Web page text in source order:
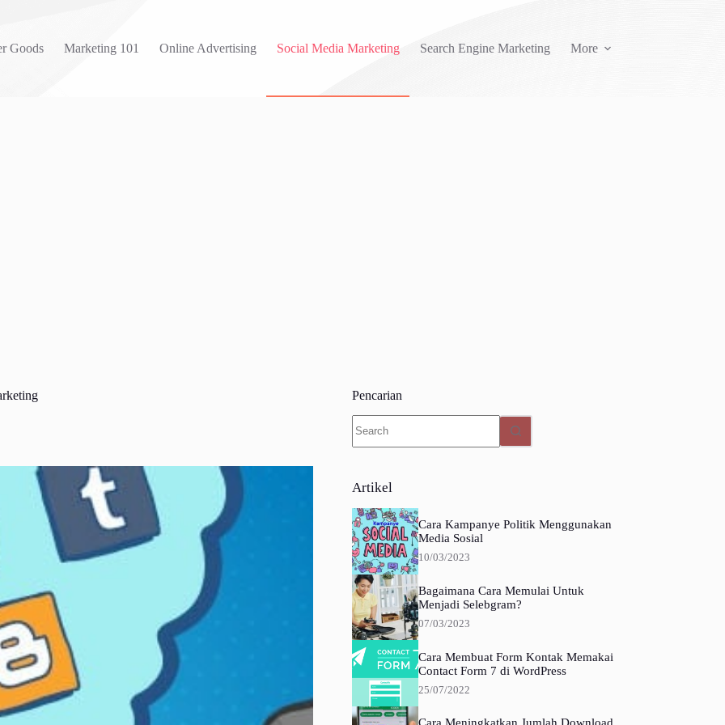
Goods Marketing 101 Online Advertising Social Media Marketing Search Engine Marketing More
Pencarian
results
Artikel
Cara Kampanye Politik Menggunakan
Media Sosial
10/03/2023
Bagaimana Cara Memulai Untuk
Menjadi Selebgram?
07/03/2023
Cara Membuat Form Kontak Memakai
Contact Form 7 di WordPress
25/07/2022